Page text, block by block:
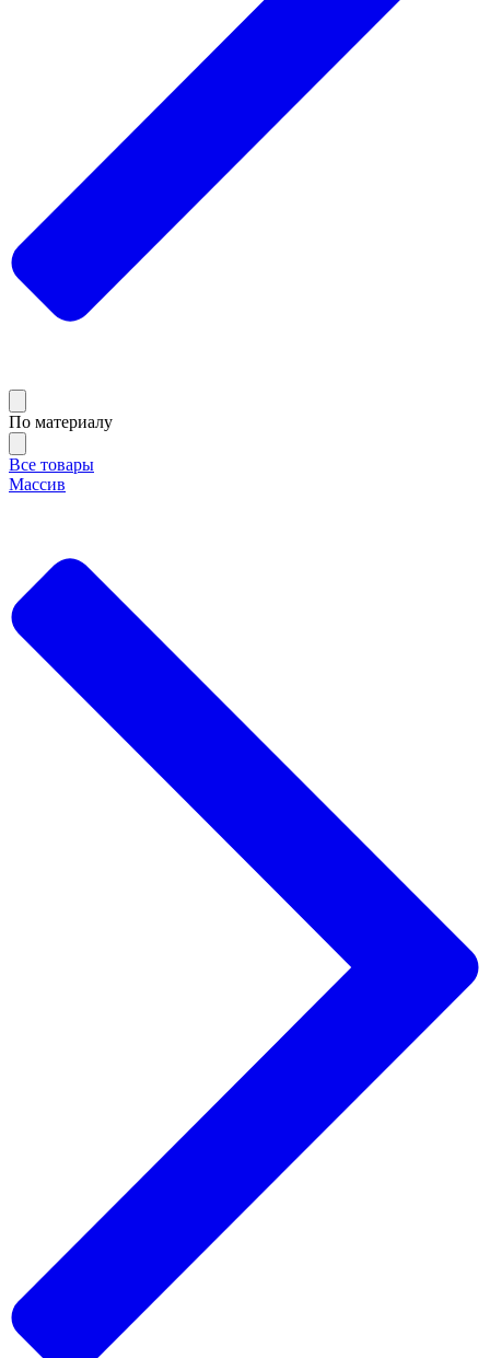
По материалу
Все товары
Массив